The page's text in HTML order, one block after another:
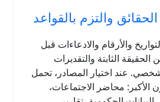
والتزم بالقواعد
والأرقام والادعاءات قبل
الثابتة والتقديرات
عند اختيار المصادر، تحمل
الأكبر: محاضر الاجتماعات،